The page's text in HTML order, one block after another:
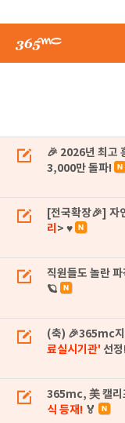
🎉 2026년 최고
3,000만 돌파!
[전국확장🎉] 자
리 > ♥
직원들도 놀란
🪐
(축)
료실시기관' 선정!
365mc, 美 캘리
식 등재! 🏅